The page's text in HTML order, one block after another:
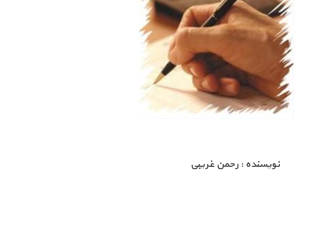
نویسنده : رحمن غریبی